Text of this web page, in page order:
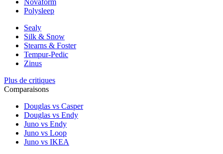
Novaform
Polysleep
Sealy
Silk & Snow
Stearns & Foster
Tempur-Pedic
Zinus
Plus de critiques
Comparaisons
Douglas vs Casper
Douglas vs Endy
Juno vs Endy
Juno vs Loop
Juno vs IKEA